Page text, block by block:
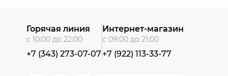
Горячая линия
с 10:00 до 22:00
+7 (343) 273-07-07
Интернет-магазин
с 09:00 до 21:00
+7 (922) 113-33-77